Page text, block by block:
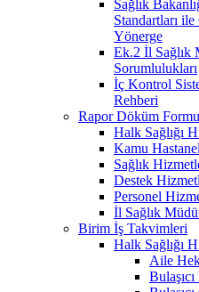
Sağlık
Standartları
Yönerge
Ek.2 İl Sağlık
Sorumlulukları
İç Kontrol
Rehberi
Rapor Döküm Formu
Halk Sağlığı
Kamu
Sağlık
Destek
Personel
İl Sağlık
Birim İş Takvimleri
Halk Sağlığı
Aile